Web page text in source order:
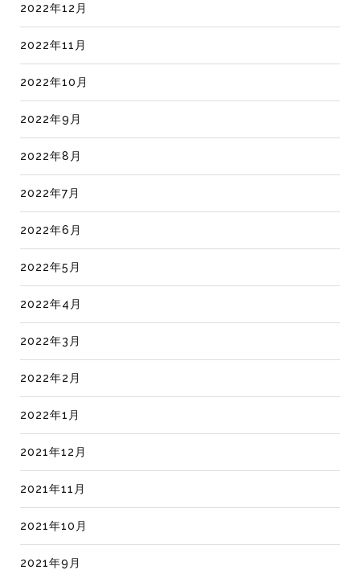
2022年12月
2022年11月
2022年10月
2022年9月
2022年8月
2022年7月
2022年6月
2022年5月
2022年4月
2022年3月
2022年2月
2022年1月
2021年12月
2021年11月
2021年10月
2021年9月